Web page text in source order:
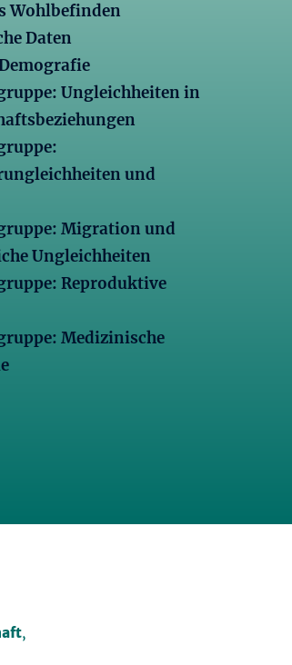
Wohlbefinden
Daten
Ungleichheiten in
und
Migration und
Ungleichheiten
Reproduktive
Medizinische
,